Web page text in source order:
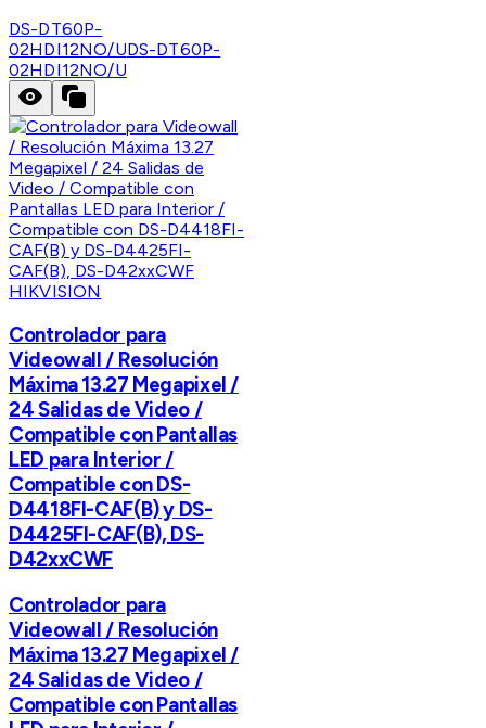
DS-DT60P-
02HDI12NO/UDS-DT60P-
02HDI12NO/U
HIKVISION
Controlador para
Videowall / Resolución
Máxima 13.27 Megapixel /
24 Salidas de Video /
Compatible con Pantallas
LED para Interior /
Compatible con DS-
D4418FI-CAF(B) y DS-
D4425FI-CAF(B), DS-
D42xxCWF
Controlador para
Videowall / Resolución
Máxima 13.27 Megapixel /
24 Salidas de Video /
Compatible con Pantallas